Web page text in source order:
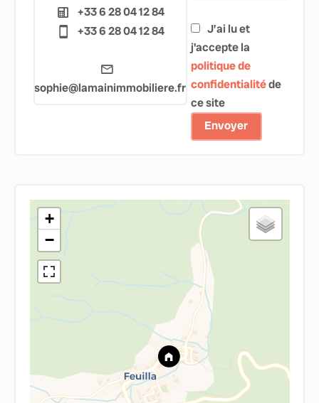
+33 6 28 04 12 84
+33 6 28 04 12 84
sophie@lamainimmobiliere.fr
J’ai lu et
j'accepte la
politique de
confidentialitéde
ce site
Envoyer
+
−